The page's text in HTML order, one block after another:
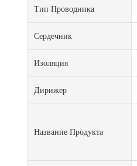
Тип Проводника
Сердечник
Изоляция
Дирижер
Название Продукта